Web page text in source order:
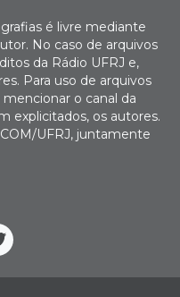
é livre mediante
No caso de arquivos
da Rádio UFRJ e,
Para uso de arquivos
o canal da
explicitados, os autores.
UFRJ, juntamente